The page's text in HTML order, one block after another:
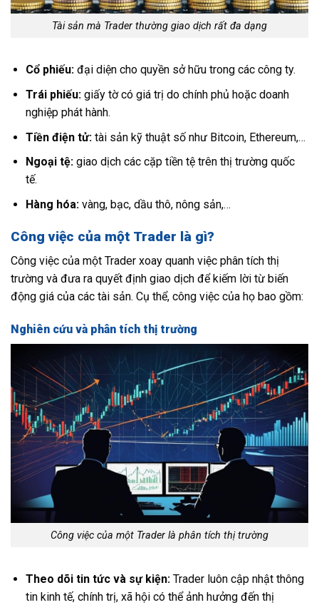
Tài sản mà Trader thường giao dịch rất đa dạng
Cổ phiếu:đại diện cho quyền sở hữu trong các công ty.
Trái phiếu:giấy tờ có giá trị do chính phủ hoặc doanh
nghiệp phát hành.
Tiền điện tử:tài sản kỹ thuật số như Bitcoin, Ethereum,…
Ngoại tệ:giao dịch các cặp tiền tệ trên thị trường quốc
tế.
Hàng hóa:vàng, bạc, dầu thô, nông sản,…
Công việc của một Trader là gì?
Công việc của một Trader xoay quanh việc phân tích thị
trường và đưa ra quyết định giao dịch để kiếm lời từ biến
động giá của các tài sản. Cụ thể, công việc của họ bao gồm:
Nghiên cứu và phân tích thị trường
Công việc của một Trader là phân tích thị trường
Theo dõi tin tức và sự kiện:Trader luôn cập nhật thông
tin kinh tế, chính trị, xã hội có thể ảnh hưởng đến thị